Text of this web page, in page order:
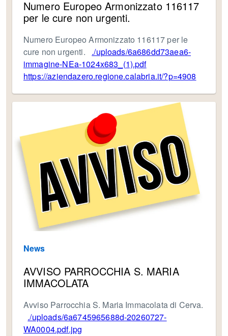
Numero Europeo Armonizzato 116117
per le cure non urgenti.
Numero Europeo Armonizzato 116117 per le
cure non urgenti. ./uploads/6a686dd73aea6-
immagine-NEa-1024x683_(1).pdf
https://aziendazero.regione.calabria.it/?p=4908
News
AVVISO PARROCCHIA S. MARIA
IMMACOLATA
Avviso Parrocchia S. Maria Immacolata di Cerva.
./uploads/6a6745965688d-20260727-
WA0004.pdf.jpg